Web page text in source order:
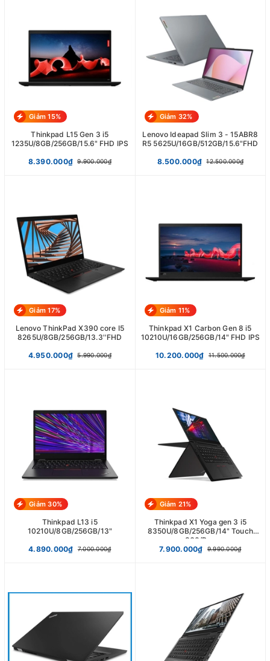
Giảm 15%
Thinkpad L15 Gen 3 i5
1235U/8GB/256GB/15.6" FHD IPS
8.390.000₫ 9.900.000₫
Giảm 32%
Lenovo Ideapad Slim 3 - 15ABR8
R5 5625U/16GB/512GB/15.6"FHD
8.500.000₫ 12.500.000₫
Giảm 17%
Lenovo ThinkPad X390 core I5
8265U/8GB/256GB/13.3''FHD
4.950.000₫ 5.990.000₫
Giảm 11%
Thinkpad X1 Carbon Gen 8 i5
10210U/16GB/256GB/14" FHD IPS
10.200.000₫ 11.500.000₫
Giảm 30%
Thinkpad L13 i5
10210U/8GB/256GB/13"
4.890.000₫ 7.000.000₫
Giảm 21%
Thinkpad X1 Yoga gen 3 i5
8350U/8GB/256GB/14" Touch
360/Pen
7.900.000₫
9.990.000₫